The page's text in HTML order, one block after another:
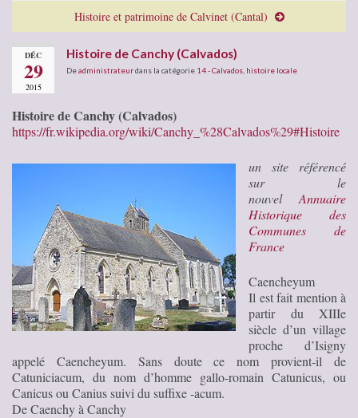
Histoire et patrimoine de Calvinet (Cantal)
DÉC
29
2015
Histoire de Canchy (Calvados)
Deadministrateurdans la catégorie 14 - Calvados histoire locale
Histoire de Canchy (Calvados)
https://fr.wikipedia.org/wiki/Canchy_%28Calvados%29#Histoire
un site référencé
sur le
nouvel Annuaire
Historique des
Communes de
France
Caencheyum
Il est fait mention à
partir du XIIIe
siècle d’un village
proche d’Isigny
appelé Caencheyum. Sans doute ce nom provient-il de
Catuniciacum, du nom d’homme gallo-romain Catunicus, ou
Canicus ou Canius suivi du suffixe -acum.
De Caenchy à Canchy